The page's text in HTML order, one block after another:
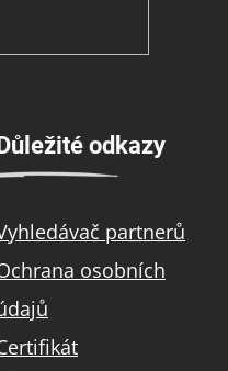
Důležité odkazy
partnerů
osobních